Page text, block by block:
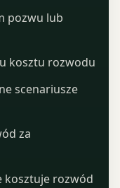
pozwu lub
kosztu rozwodu
scenariusze
za
kosztuje rozwód